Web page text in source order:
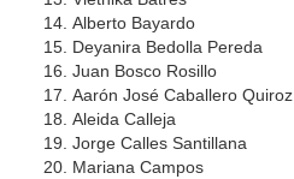
Alberto Bayardo
Deyanira Bedolla Pereda
Juan Bosco Rosillo
Aarón José Caballero Quiroz
Aleida Calleja
Jorge Calles Santillana
Mariana Campos